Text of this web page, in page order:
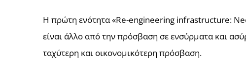
Η πρώτη ενότητα «Re-engineering infrastructure:
είναι άλλο από την πρόσβαση σε ενσύρματα και
ταχύτερη και οικονομικότερη πρόσβαση.